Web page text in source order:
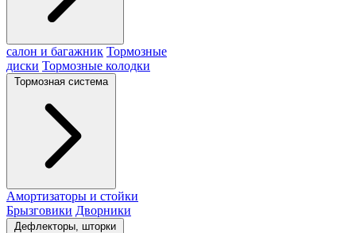
салон и багажник Тормозные
диски Тормозные колодки
Тормозная система
Амортизаторы и стойки
Брызговики Дворники
Дефлекторы, шторки